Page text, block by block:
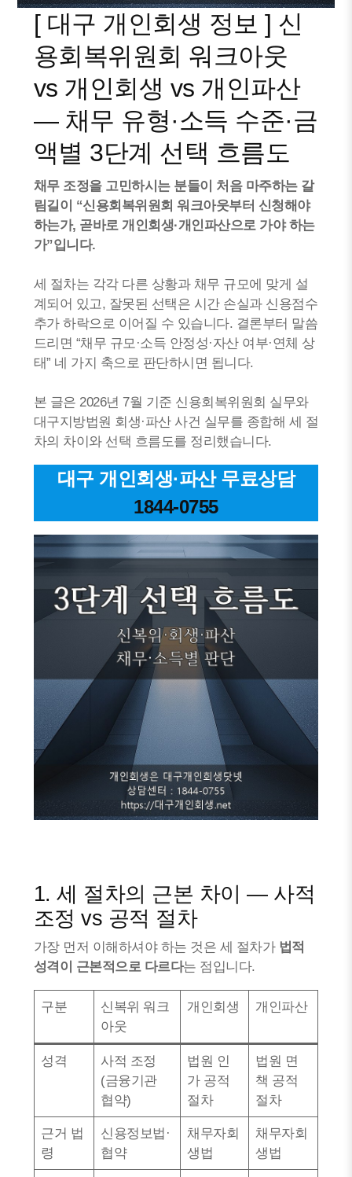
[ 대구 개인회생 정보 ] 신
용회복위원회 워크아웃
vs 개인회생 vs 개인파산
— 채무 유형·소득 수준·금
액별 3단계 선택 흐름도
채무 조정을 고민하시는 분들이 처음 마주하는 갈
림길이 “신용회복위원회 워크아웃부터 신청해야
하는가, 곧바로 개인회생·개인파산으로 가야 하는
가”입니다.
세 절차는 각각 다른 상황과 채무 규모에 맞게 설
계되어 있고, 잘못된 선택은 시간 손실과 신용점수
추가 하락으로 이어질 수 있습니다. 결론부터 말씀
드리면 “채무 규모·소득 안정성·자산 여부·연체 상
태” 네 가지 축으로 판단하시면 됩니다.
본 글은 2026년 7월 기준 신용회복위원회 실무와
대구지방법원 회생·파산 사건 실무를 종합해 세 절
차의 차이와 선택 흐름도를 정리했습니다.
대구 개인회생·파산 무료상담
1844-0755
1. 세 절차의 근본 차이 — 사적
조정 vs 공적 절차
가장 먼저 이해하셔야 하는 것은 세 절차가 법적
성격이 근본적으로 다르다는 점입니다.
구분
신복위 워크
아웃
개인회생 개인파산
성격
사적 조정
(금융기관
협약)
법원 인
가 공적
절차
법원 면
책 공적
절차
근거 법
령
신용정보법·
협약
채무자회
생법
채무자회
생법